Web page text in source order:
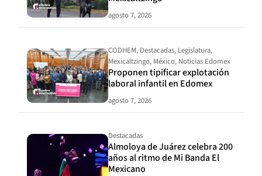
agosto 7, 2026
CODHEM, Destacadas, Legislatura,
Mexicaltzingo, México, Noticias Edomex
Proponen tipificar explotación
laboral infantil en Edomex
agosto 7, 2026
Destacadas
Almoloya de Juárez celebra 200
años al ritmo de Mi Banda El
Mexicano